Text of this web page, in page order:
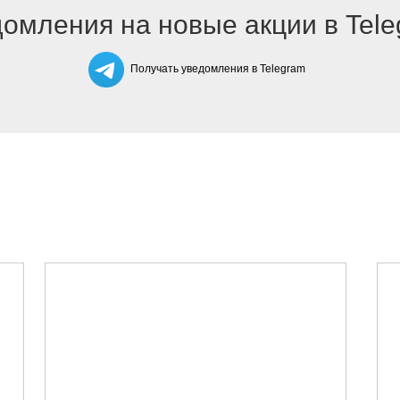
на новые акции в
Получать уведомления в Telegram